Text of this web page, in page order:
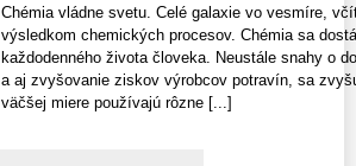
Chémia vládne svetu. Celé galaxie vo vesmíre,
výsledkom chemických procesov. Chémia sa
každodenného života človeka. Neustále snahy o
a aj zvyšovanie ziskov výrobcov potravín, sa
väčšej miere používajú rôzne [...]